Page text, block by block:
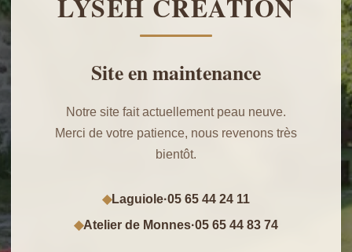
LYSEH CREATION
Site en maintenance
Notre site fait actuellement peau neuve.
Merci de votre patience, nous revenons très
bientôt.
◆Laguiole·05 65 44 24 11
◆Atelier de Monnes·05 65 44 83 74